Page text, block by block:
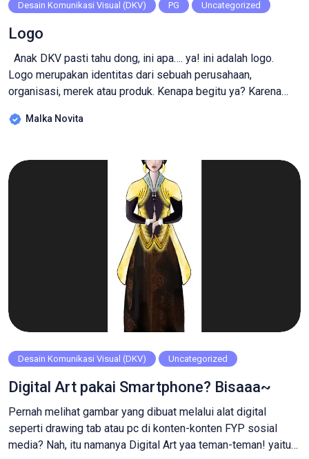
Desain Komunikasi Visual (DKV) PG Uncategorized
Logo
Anak DKV pasti tahu dong, ini apa…. ya! ini adalah logo.
Logo merupakan identitas dari sebuah perusahaan,
organisasi, merek atau produk. Kenapa begitu ya? Karena
sebagai representasi visual yang konsisten dan sering kali
diwakilinya. Coba perhatikan contoh dari logo dinas
pendidikan […]
Malka Novita
Desain Komunikasi Visual (DKV) Uncategorized
Digital Art pakai Smartphone? Bisaaa~
Pernah melihat gambar yang dibuat melalui alat digital
seperti drawing tab atau pc di konten-konten FYP sosial
media? Nah, itu namanya Digital Art yaa teman-teman! yaitu